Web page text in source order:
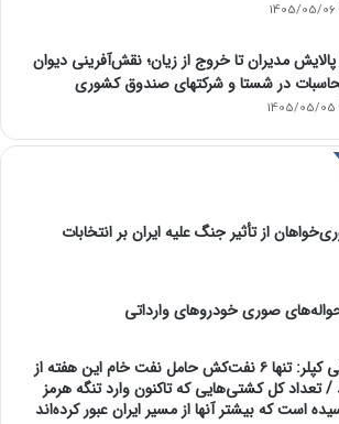
1405/05/06
پالایش مدیران تا خروج از زیان؛ نقش‌آفرینی دیوان
در شستا و شرکتهای صندوق کشوری
1405/05/05
از تأثیر جنگ علیه ایران بر انتخابات
صوری خودروهای وارداتی
شرکت ردیابی کشتیرانی کپلر: تنها ۶ نفت‌کش حامل نفت خام این هفته از
تعداد کل کشتی‌هایی که تاکنون وارد تنگه هرمز